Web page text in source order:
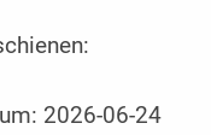
2026-06-24